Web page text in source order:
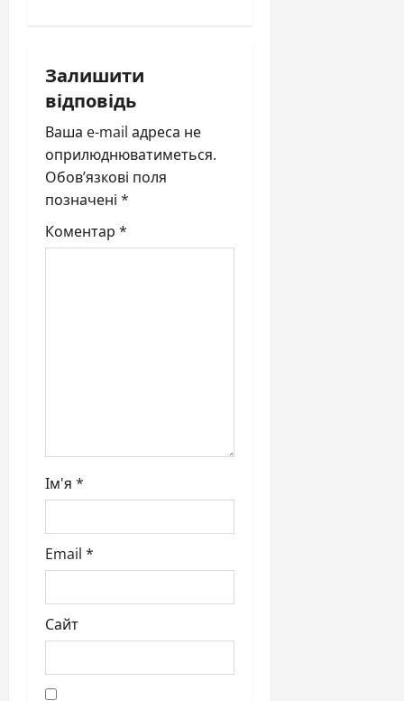
v
i
g
a
t
Залишити
відповідь
Ваша e-mail адреса не
оприлюднюватиметься.
Обов’язкові поля
позначені *
Коментар *
Ім'я *
Email *
Сайт